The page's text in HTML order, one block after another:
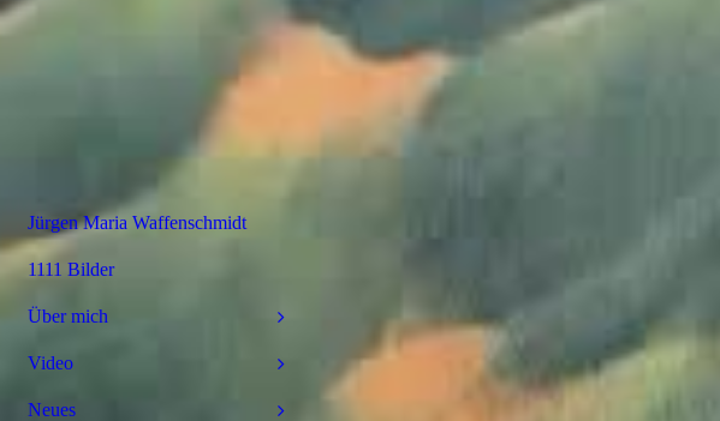
Jürgen Maria Waffenschmidt
1111 Bilder
Über mich
Video
Neues